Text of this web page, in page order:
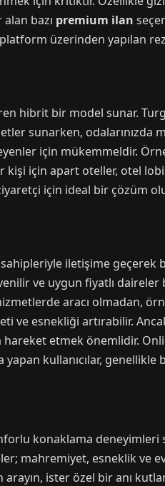
bazı premium ilan
üzerinden yapılan
hibrit bir model sunar.
sunarken, odalarınızda
için mükemmeldir.
için apart oteller, otel
için ideal bir çözüm
iletişime
ve uygun fiyatlı
aracı olmadan,
ve esnekliği artırabilir.
etmek önemlidir.
kullanıcılar,
konaklama deneyimleri
mahremiyet, esneklik ve
ister özel bir anı